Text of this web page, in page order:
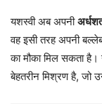
यशस्वी अब अपनी
वह इसी तरह अपनी
का मौका मिल सकता
बेहतरीन मिश्रण है, जो